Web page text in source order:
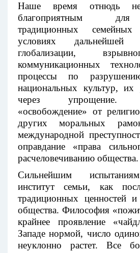
Наше время отнюдь
благоприятным для
традиционных
условиях дальнейшей
глобализации,
коммуникационных
процессы по
национальных культур, их
через упрощение.
«освобождение» от
других моральных
международной
оправдание «права
расчеловечиванию общества.
Сильнейшим
институт семьи, как
традиционных ценностей
общества. Философия
крайнее проявление
Западе нормой, число
неуклонно растет. Все